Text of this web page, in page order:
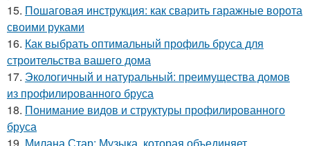
15. Пошаговая инструкция: как сварить гаражные ворота
своими руками
16. Как выбрать оптимальный профиль бруса для
строительства вашего дома
17. Экологичный и натуральный: преимущества домов
из профилированного бруса
18. Понимание видов и структуры профилированного
бруса